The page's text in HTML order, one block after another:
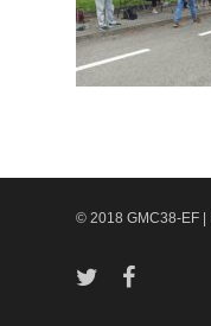
© 2018 GMC38-EF |